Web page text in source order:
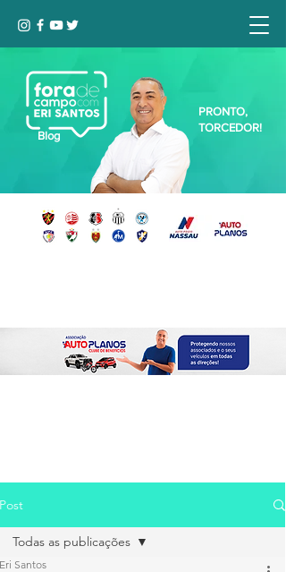
Blog
PRONTO,
TORCEDOR!
Post
Todas as publicações
Eri Santos